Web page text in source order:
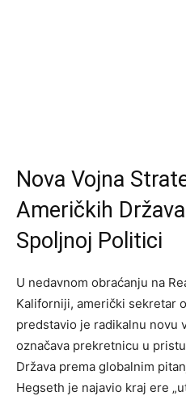
Nova Vojna
Američkih
Spoljnoj Politici
U nedavnom obraćanju na
Kaliforniji, američki sekretar
predstavio je radikalnu novu
označava prekretnicu u
Država prema globalnim
Hegseth je najavio kraj ere